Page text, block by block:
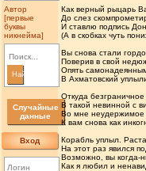
Автор
[первые
буквы
никнейма]
Найти
Случайные
данные
Вход
Как верный рыцарь
До слез
И ставлю подпись
(А в скобках чуть
Вы снова стали
Поверив в свой
Опять
В Ахматовский
Откуда
В такой невинной с
Во мне неудержимое
К вам снова как
Корабль уплыл.
На этот раз явился
Возможно, вы когда-
Как я любил и